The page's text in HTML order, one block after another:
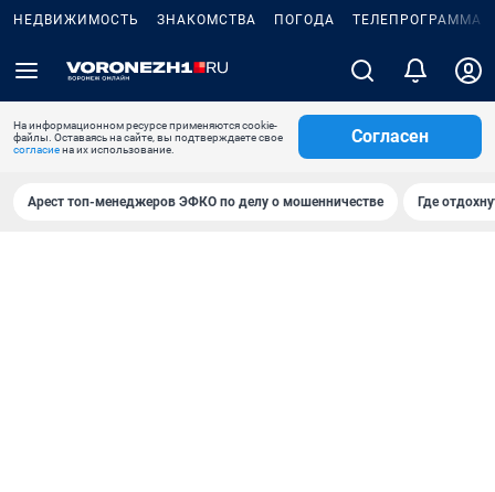
НЕДВИЖИМОСТЬ ЗНАКОМСТВА ПОГОДА ТЕЛЕПРОГРАММА
На информационном ресурсе применяются cookie-
файлы. Оставаясь на сайте, вы подтверждаете свое
согласиена их использование.
Согласен
Арест топ-менеджеров ЭФКО по делу о мошенничестве Где